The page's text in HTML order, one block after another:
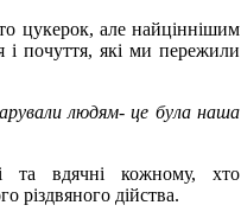
цукерок, але найціннішим
і почуття, які ми пережили
людям- це була наша
та вдячні кожному, хто
різдвяного дійства.